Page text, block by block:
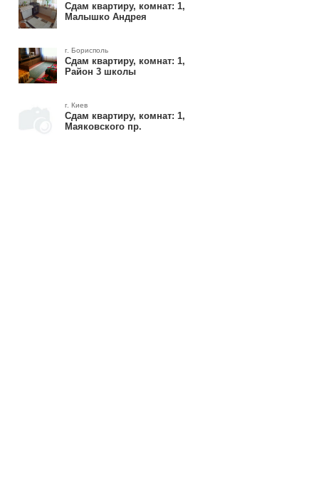
Сдам квартиру, комнат: 1,
Малышко Андрея
г. Борисполь
Сдам квартиру, комнат: 1,
Район 3 школы
г. Киев
Сдам квартиру, комнат: 1,
Маяковского пр.